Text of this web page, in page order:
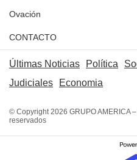
Ovación
CONTACTO
Últimas Noticias Política
Judiciales
Economia
© Copyright 2026 GRUPO AMERICA
reservados